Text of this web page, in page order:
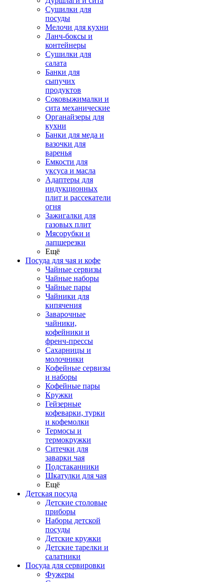
Сушилки для
посуды
Мелочи для кухни
Ланч-боксы и
контейнеры
Сушилки для
салата
Банки для
сыпучих
продуктов
Соковыжималки и
сита механические
Органайзеры для
кухни
Банки для меда и
вазочки для
варенья
Емкости для
уксуса и масла
Адаптеры для
индукционных
плит и рассекатели
огня
Зажигалки для
газовых плит
Мясорубки и
лапшерезки
Ещё
Посуда для чая и кофе
Чайные сервизы
Чайные наборы
Чайные пары
Чайники для
кипячения
Заварочные
чайники,
кофейники и
френч-прессы
Сахарницы и
молочники
Кофейные сервизы
и наборы
Кофейные пары
Кружки
Гейзерные
кофеварки, турки
и кофемолки
Термосы и
термокружки
Ситечки для
заварки чая
Подстаканники
Шкатулки для чая
Ещё
Детская посуда
Детские столовые
приборы
Наборы детской
посуды
Детские кружки
Детские тарелки и
салатники
Посуда для сервировки
Фужеры